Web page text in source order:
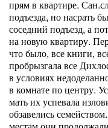
прям в квартире.
подъезда, но насрать
соседний подъезд, а
на новую квартиру.
что было, все книги,
пробрызгала все
в условиях
в комнате по центру.
мать их успевала
обзавелись